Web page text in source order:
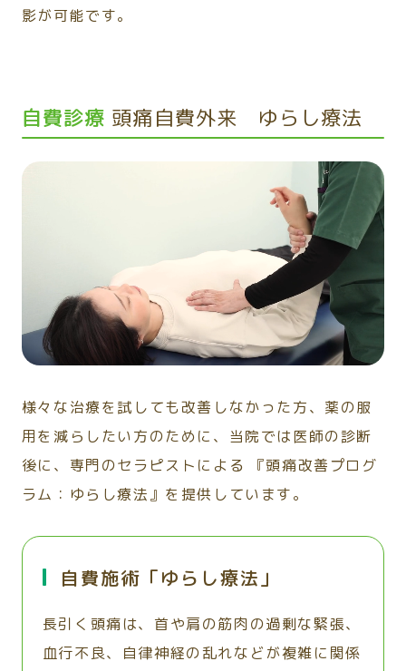
影が可能です。
自費診療 頭痛自費外来 ゆらし療法
様々な治療を試しても改善しなかった方、薬の服
用を減らしたい方のために、当院では医師の診断
後に、専門のセラピストによる 『頭痛改善プログ
ラム：ゆらし療法』を提供しています。
自費施術「ゆらし療法」
長引く頭痛は、首や肩の筋肉の過剰な緊張、
血行不良、自律神経の乱れなどが複雑に関係